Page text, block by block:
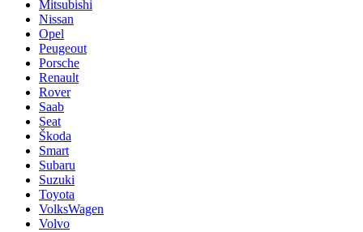
Mitsubishi
Nissan
Opel
Peugeout
Porsche
Renault
Rover
Saab
Seat
Škoda
Smart
Subaru
Suzuki
Toyota
VolksWagen
Volvo